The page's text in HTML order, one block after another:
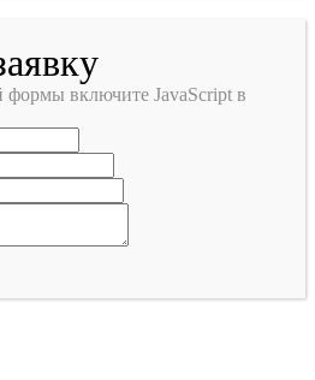
формы включите JavaScript в